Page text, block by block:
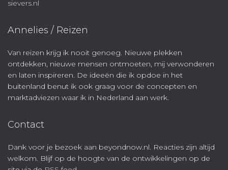
sievers.nl
Annelies / Reizen
Van reizen krijg ik nooit genoeg. Nieuwe plekken
ontdekken, nieuwe mensen ontmoeten, mij verwonderen
en laten inspireren. De ideeën die ik opdoe in het
buitenland benut ik ook graag voor de concepten en
marktadviezen waar ik in Nederland aan werk.
Contact
Dank voor je bezoek aan beyondnow.nl. Reacties zijn altijd
welkom. Blijf op de hoogte van de ontwikkelingen op de